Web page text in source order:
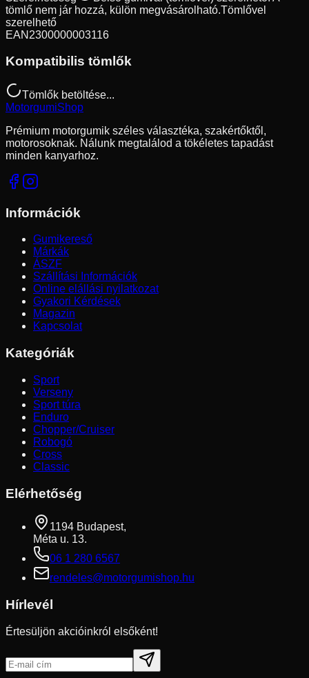
tömlő nem jár hozzá, külön megvásárolható.Tömlővel
szerelhető
EAN 2300000003116
Kompatibilis tömlők
Tömlők betöltése...
MotorgumiShop
Prémium motorgumik széles választéka, szakértőktől,
motorosoknak. Nálunk megtalálod a tökéletes tapadást
minden kanyarhoz.
Információk
Gumikereső
Márkák
ÁSZF
Szállítási Információk
Online elállási nyilatkozat
Gyakori Kérdések
Magazin
Kapcsolat
Kategóriák
Sport
Verseny
Sport túra
Enduro
Chopper/Cruiser
Robogó
Cross
Classic
Elérhetőség
1194 Budapest,
Méta u. 13.
06 1 280 6567
rendeles@motorgumishop.hu
Hírlevél
Értesüljön akcióinkról elsőként!